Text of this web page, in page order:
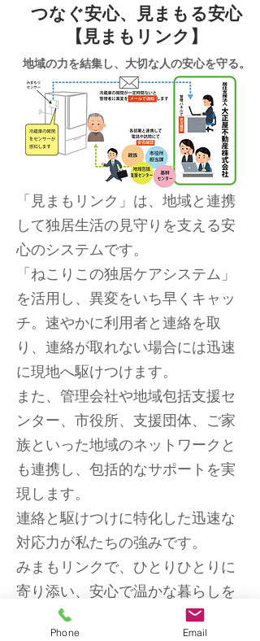
つなぐ安心、見まもる安心
【見まもリンク】
地域の力を結集し、大切な人の安心を守る。
「見まもリンク」は、地域と連携
して独居生活の見守りを支える安
心のシステムです。
「ねこりこの独居ケアシステム」
を活用し、異変をいち早くキャッ
チ。速やかに利用者と連絡を取
り、連絡が取れない場合には迅速
に現地へ駆けつけます。
また、管理会社や地域包括支援セ
ンター、市役所、支援団体、ご家
族といった地域のネットワークと
も連携し、包括的なサポートを実
現します。
連絡と駆けつけに特化した迅速な
対応力が私たちの強みです。
みまもリンクで、ひとりひとりに
寄り添い、安心で温かな暮らしを
支えます。
Phone Email